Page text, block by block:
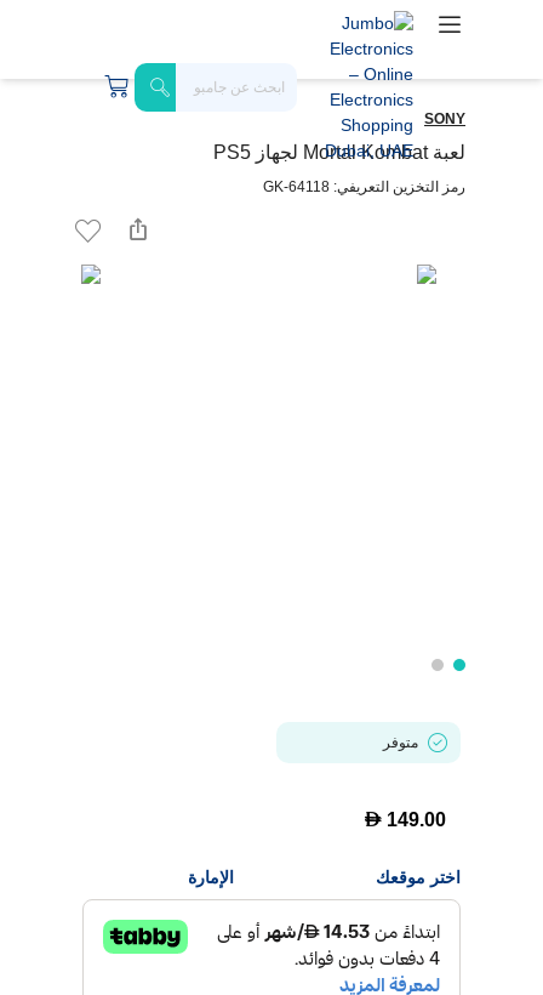
SONY
لعبة Mortal Kombat لجهاز PS5
رمز التخزين التعريفي: GK-64118
متوفر
D 149.00
اختر موقعك الإمارة